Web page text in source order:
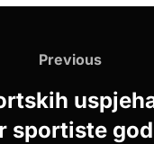
Previous
Previous
sportiste